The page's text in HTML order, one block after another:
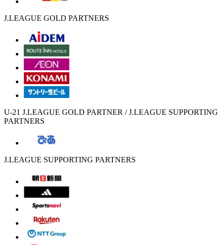
J.LEAGUE GOLD PARTNERS
U-21 J.LEAGUE GOLD PARTNER / J.LEAGUE SUPPORTING
PARTNERS
J.LEAGUE SUPPORTING PARTNERS